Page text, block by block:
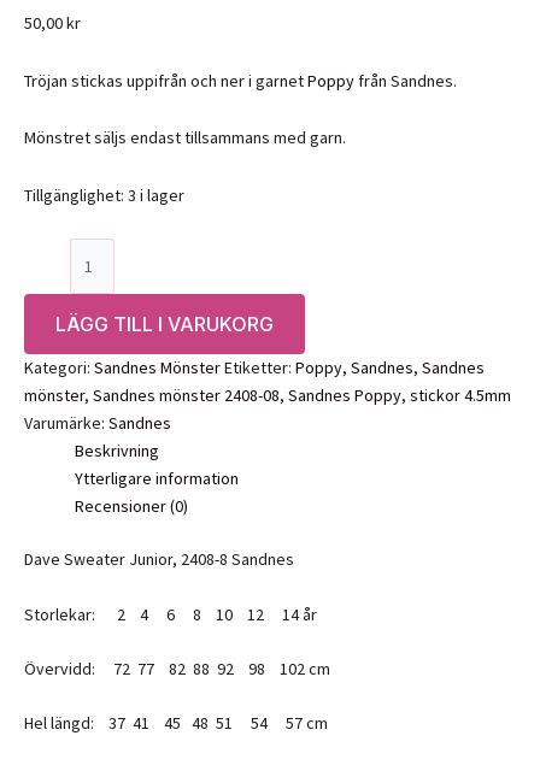
50,00kr
Tröjan stickas uppifrån och ner i garnetPoppy från Sandnes.
Mönstret säljs endast tillsammans med garn.
Tillgänglighet: 3 i lager
Junior,
2408-
08
Sandnes
LÄGG TILL I VARUKORG
Kategori: Sandnes MönsterEtiketter: Poppy, Sandnes, Sandnes
mönster, Sandnes mönster 2408-08, Sandnes Poppy, stickor 4.5mm
Varumärke: Sandnes
Beskrivning
Ytterligare information
Recensioner (0)
Dave Sweater Junior, 2408-8 Sandnes
Storlekar: 2 4 6 8 10 12 14 år
Övervidd: 72 77 82 88 92 98 102 cm
Hel längd: 37 41 45 48 51 54 57 cm